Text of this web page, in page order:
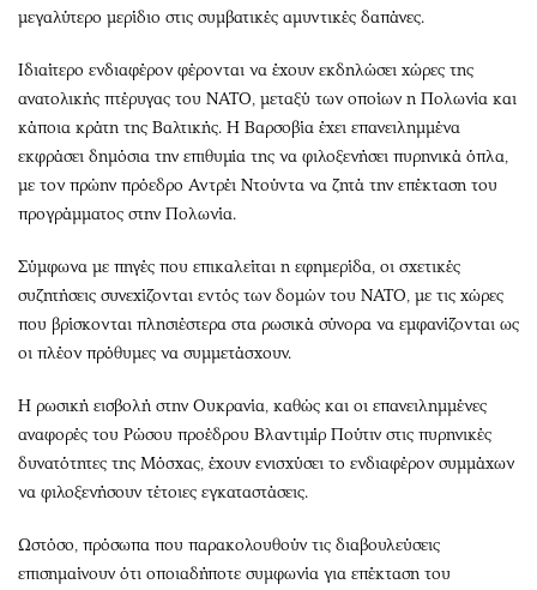
μεγαλύτερο μερίδιο στις συμβατικές αμυντικές δαπάνες.
Ιδιαίτερο ενδιαφέρον φέρονται να έχουν εκδηλώσει χώρες της
ανατολικής πτέρυγας του ΝΑΤΟ, μεταξύ των οποίων η Πολωνία και
κάποια κράτη της Βαλτικής. Η Βαρσοβία έχει επανειλημμένα
εκφράσει δημόσια την επιθυμία της να φιλοξενήσει πυρηνικά όπλα,
με τον πρώην πρόεδρο Αντρέι Ντούντα να ζητά την επέκταση του
προγράμματος στην Πολωνία.
Σύμφωνα με πηγές που επικαλείται η εφημερίδα, οι σχετικές
συζητήσεις συνεχίζονται εντός των δομών του ΝΑΤΟ, με τις χώρες
που βρίσκονται πλησιέστερα στα ρωσικά σύνορα να εμφανίζονται ως
οι πλέον πρόθυμες να συμμετάσχουν.
Η ρωσική εισβολή στην Ουκρανία, καθώς και οι επανειλημμένες
αναφορές του Ρώσου προέδρου Βλαντιμίρ Πούτιν στις πυρηνικές
δυνατότητες της Μόσχας, έχουν ενισχύσει το ενδιαφέρον συμμάχων
να φιλοξενήσουν τέτοιες εγκαταστάσεις.
Ωστόσο, πρόσωπα που παρακολουθούν τις διαβουλεύσεις
επισημαίνουν ότι οποιαδήποτε συμφωνία για επέκταση του